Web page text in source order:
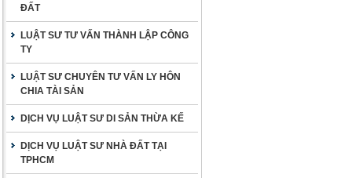
ĐẤT
LUẬT SƯ TƯ VẤN THÀNH LẬP CÔNG
TY
LUẬT SƯ CHUYÊN TƯ VẤN LY HÔN
CHIA TÀI SẢN
DỊCH VỤ LUẬT SƯ DI SẢN THỪA KẾ
DỊCH VỤ LUẬT SƯ NHÀ ĐẤT TẠI
TPHCM